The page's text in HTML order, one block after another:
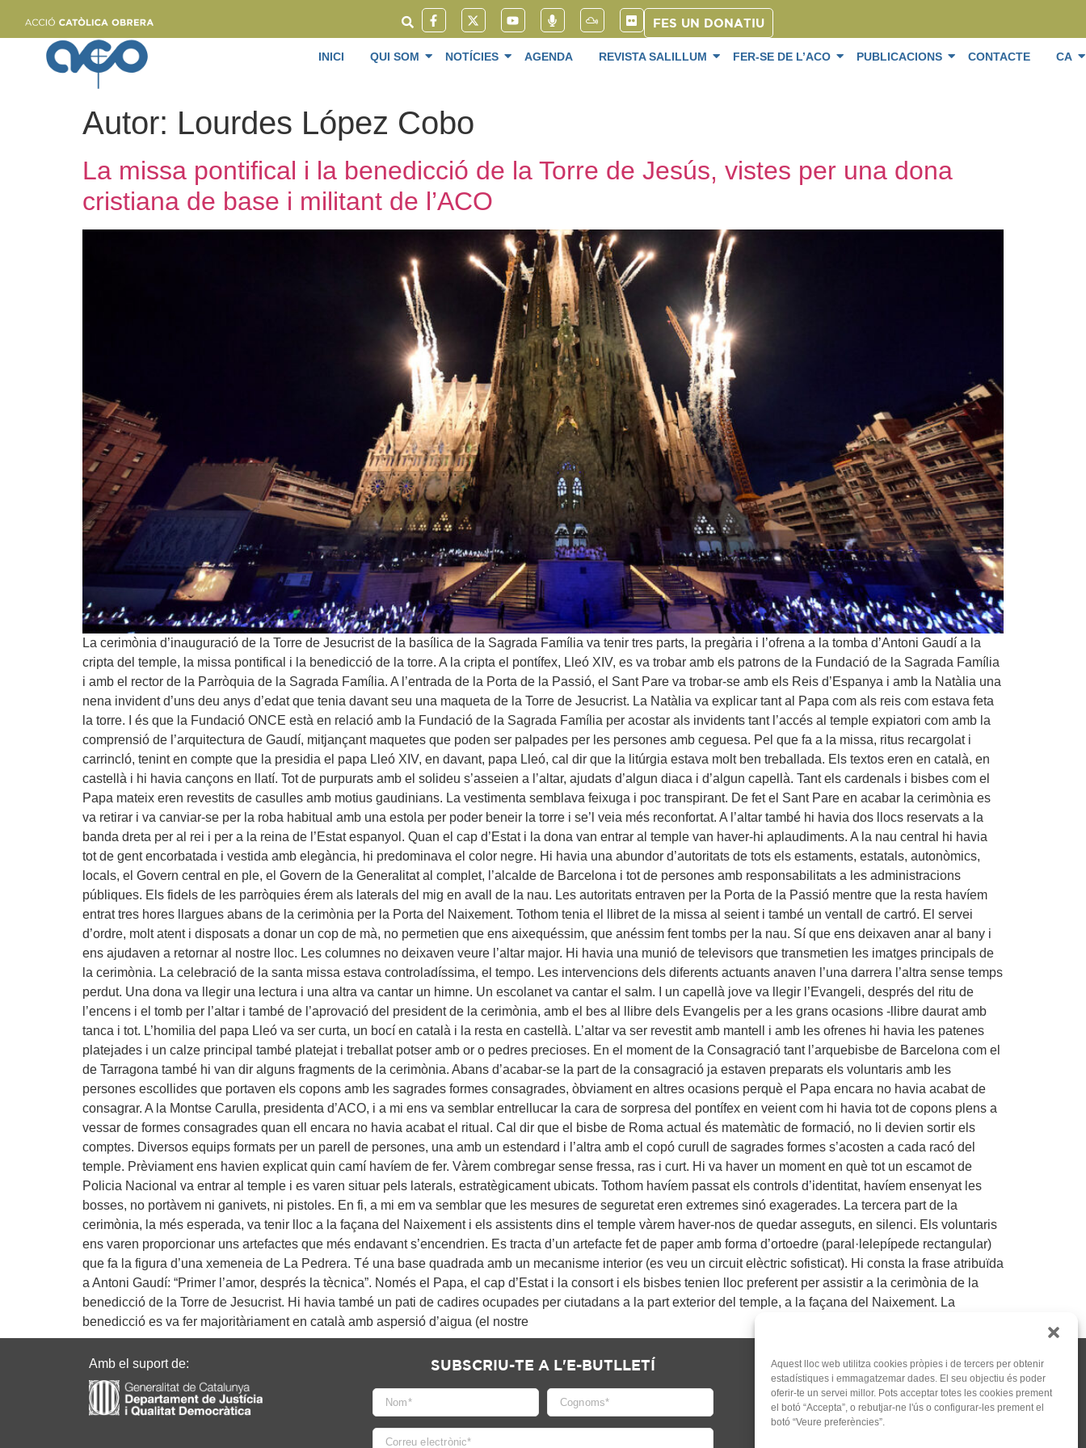
Aquest lloc web utilitza cookies pròpies i de tercers per obtenir
estadístiques i emmagatzemar dades. El seu objectiu és poder
oferir-te un servei millor. Pots acceptar totes les cookies prement
el botó “Accepta”, o rebutjar-ne l'ús o configurar-les prement el
botó “Veure preferències”.
FES UN DONATIU
INICI QUI SOM NOTÍCIES AGENDA REVISTA SALILLUM FER-SE DE L’ACO PUBLICACIONS CONTACTE CA
Autor: Lourdes López Cobo
La missa pontifical i la benedicció de la Torre de Jesús, vistes per una dona
cristiana de base i militant de l’ACO
La cerimònia d’inauguració de la Torre de Jesucrist de la basílica de la Sagrada Família va tenir tres parts, la pregària i l’ofrena a la tomba d’Antoni Gaudí a la
cripta del temple, la missa pontifical i la benedicció de la torre. A la cripta el pontífex, Lleó XIV, es va trobar amb els patrons de la Fundació de la Sagrada Família
i amb el rector de la Parròquia de la Sagrada Família. A l’entrada de la Porta de la Passió, el Sant Pare va trobar-se amb els Reis d’Espanya i amb la Natàlia una
nena invident d’uns deu anys d’edat que tenia davant seu una maqueta de la Torre de Jesucrist. La Natàlia va explicar tant al Papa com als reis com estava feta
la torre. I és que la Fundació ONCE està en relació amb la Fundació de la Sagrada Família per acostar als invidents tant l’accés al temple expiatori com amb la
comprensió de l’arquitectura de Gaudí, mitjançant maquetes que poden ser palpades per les persones amb ceguesa. Pel que fa a la missa, ritus recargolat i
carrincló, tenint en compte que la presidia el papa Lleó XIV, en davant, papa Lleó, cal dir que la litúrgia estava molt ben treballada. Els textos eren en català, en
castellà i hi havia cançons en llatí. Tot de purpurats amb el solideu s’asseien a l’altar, ajudats d’algun diaca i d’algun capellà. Tant els cardenals i bisbes com el
Papa mateix eren revestits de casulles amb motius gaudinians. La vestimenta semblava feixuga i poc transpirant. De fet el Sant Pare en acabar la cerimònia es
va retirar i va canviar-se per la roba habitual amb una estola per poder beneir la torre i se’l veia més reconfortat. A l’altar també hi havia dos llocs reservats a la
banda dreta per al rei i per a la reina de l’Estat espanyol. Quan el cap d’Estat i la dona van entrar al temple van haver-hi aplaudiments. A la nau central hi havia
tot de gent encorbatada i vestida amb elegància, hi predominava el color negre. Hi havia una abundor d’autoritats de tots els estaments, estatals, autonòmics,
locals, el Govern central en ple, el Govern de la Generalitat al complet, l’alcalde de Barcelona i tot de persones amb responsabilitats a les administracions
públiques. Els fidels de les parròquies érem als laterals del mig en avall de la nau. Les autoritats entraven per la Porta de la Passió mentre que la resta havíem
entrat tres hores llargues abans de la cerimònia per la Porta del Naixement. Tothom tenia el llibret de la missa al seient i també un ventall de cartró. El servei
d’ordre, molt atent i disposats a donar un cop de mà, no permetien que ens aixequéssim, que anéssim fent tombs per la nau. Sí que ens deixaven anar al bany i
ens ajudaven a retornar al nostre lloc. Les columnes no deixaven veure l’altar major. Hi havia una munió de televisors que transmetien les imatges principals de
la cerimònia. La celebració de la santa missa estava controladíssima, el tempo. Les intervencions dels diferents actuants anaven l’una darrera l’altra sense temps
perdut. Una dona va llegir una lectura i una altra va cantar un himne. Un escolanet va cantar el salm. I un capellà jove va llegir l’Evangeli, després del ritu de
l’encens i el tomb per l’altar i també de l’aprovació del president de la cerimònia, amb el bes al llibre dels Evangelis per a les grans ocasions -llibre daurat amb
tanca i tot. L’homilia del papa Lleó va ser curta, un bocí en català i la resta en castellà. L’altar va ser revestit amb mantell i amb les ofrenes hi havia les patenes
platejades i un calze principal també platejat i treballat potser amb or o pedres precioses. En el moment de la Consagració tant l’arquebisbe de Barcelona com el
de Tarragona també hi van dir alguns fragments de la cerimònia. Abans d’acabar-se la part de la consagració ja estaven preparats els voluntaris amb les
persones escollides que portaven els copons amb les sagrades formes consagrades, òbviament en altres ocasions perquè el Papa encara no havia acabat de
consagrar. A la Montse Carulla, presidenta d’ACO, i a mi ens va semblar entrellucar la cara de sorpresa del pontífex en veient com hi havia tot de copons plens a
vessar de formes consagrades quan ell encara no havia acabat el ritual. Cal dir que el bisbe de Roma actual és matemàtic de formació, no li devien sortir els
comptes. Diversos equips formats per un parell de persones, una amb un estendard i l’altra amb el copó curull de sagrades formes s’acosten a cada racó del
temple. Prèviament ens havien explicat quin camí havíem de fer. Vàrem combregar sense fressa, ras i curt. Hi va haver un moment en què tot un escamot de
Policia Nacional va entrar al temple i es varen situar pels laterals, estratègicament ubicats. Tothom havíem passat els controls d’identitat, havíem ensenyat les
bosses, no portàvem ni ganivets, ni pistoles. En fi, a mi em va semblar que les mesures de seguretat eren extremes sinó exagerades. La tercera part de la
cerimònia, la més esperada, va tenir lloc a la façana del Naixement i els assistents dins el temple vàrem haver-nos de quedar asseguts, en silenci. Els voluntaris
ens varen proporcionar uns artefactes que més endavant s’encendrien. Es tracta d’un artefacte fet de paper amb forma d’ortoedre (paral·lelepípede rectangular)
que fa la figura d’una xemeneia de La Pedrera. Té una base quadrada amb un mecanisme interior (es veu un circuit elèctric sofisticat). Hi consta la frase atribuïda
a Antoni Gaudí: “Primer l’amor, després la tècnica”. Només el Papa, el cap d’Estat i la consort i els bisbes tenien lloc preferent per assistir a la cerimònia de la
benedicció de la Torre de Jesucrist. Hi havia també un pati de cadires ocupades per ciutadans a la part exterior del temple, a la façana del Naixement. La
benedicció es va fer majoritàriament en català amb aspersió d’aigua (el nostre
Amb el suport de: SUBSCRIU-TE A L'E-BUTLLETÍ